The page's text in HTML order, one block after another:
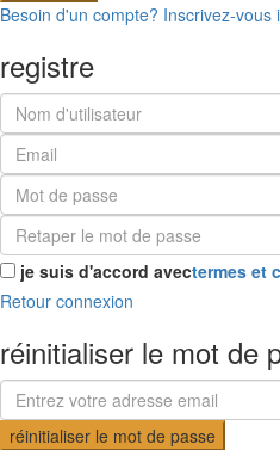
Besoin d'un compte? Inscrivez-vous
registre
je suis d'accord avectermes et
Retour connexion
réinitialiser le mot de
réinitialiser le mot de passe